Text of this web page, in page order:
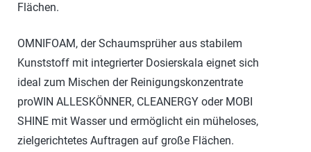
Flächen.
OMNIFOAM, der Schaumsprüher aus stabilem
Kunststoff mit integrierter Dosierskala eignet sich
ideal zum Mischen der Reinigungskonzentrate
proWIN ALLESKÖNNER, CLEANERGY oder MOBI
SHINE mit Wasser und ermöglicht ein müheloses,
zielgerichtetes Auftragen auf große Flächen.